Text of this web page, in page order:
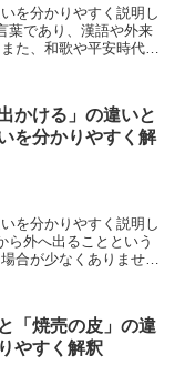
を分かりやすく説明し
葉であり、漢語や外来
た、和歌や平安時代の
かける」の違いと
を分かりやすく解
を分かりやすく説明し
ら外へ出ることという
合が少なくありませ
「焼売の皮」の違
やすく解釈